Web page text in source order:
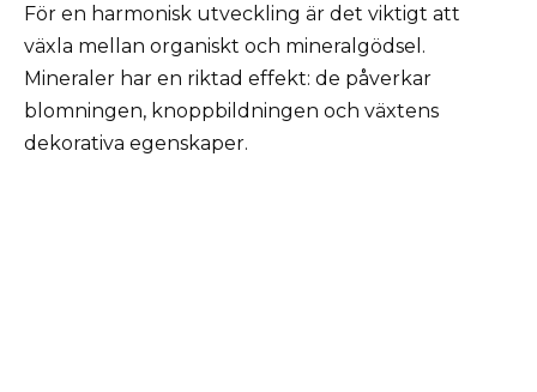
För en harmonisk utveckling är det viktigt att
växla mellan organiskt och mineralgödsel.
Mineraler har en riktad effekt: de påverkar
blomningen, knoppbildningen och växtens
dekorativa egenskaper.